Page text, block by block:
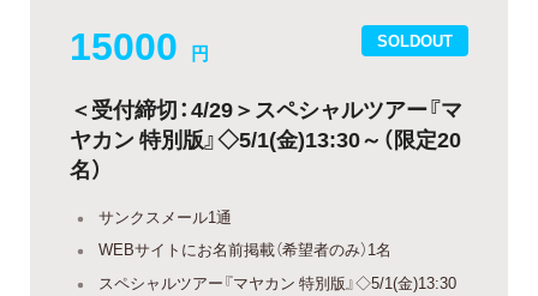
SOLDOUT
15000 円
＜受付締切：4/29＞スペシャルツアー『マ
ヤカン 特別版』◇5/1(金)13:30～（限定20
名）
サンクスメール1通
WEBサイトにお名前掲載（希望者のみ）1名
スペシャルツアー『マヤカン 特別版』◇5/1(金)13:30